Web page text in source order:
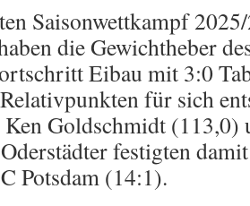
Saisonwettkampf
die Gewichtheber
Eibau mit 3:0
für sich
Ken Goldschmidt (113,0)
festigten
Potsdam (14:1).